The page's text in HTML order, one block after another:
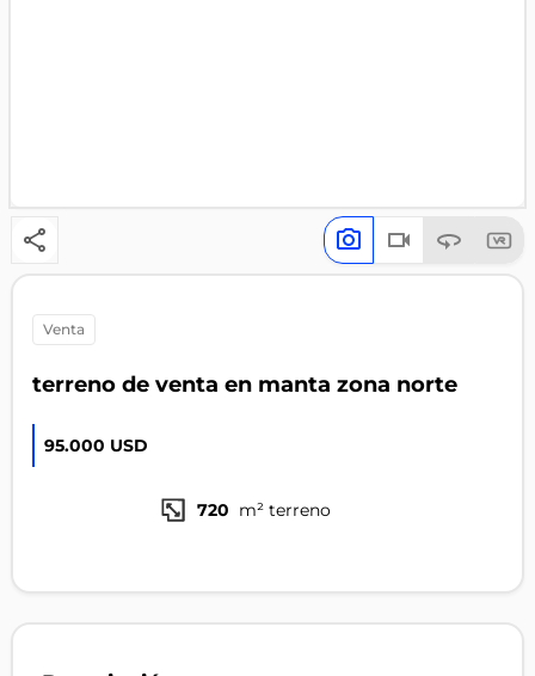
venta
terreno de venta en manta zona norte
95.000 USD
720 m² terreno